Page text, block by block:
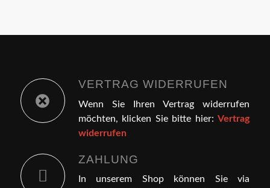
VERTRAG WIDERRUFEN
Wenn Sie Ihren Vertrag widerrufen
möchten, klicken Sie bitte hier:Vertrag
widerrufen
ZAHLUNG
In unserem Shop können Sie via